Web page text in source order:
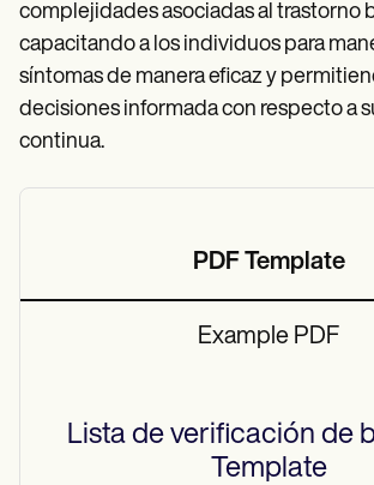
complejidades asociadas al trastorno
capacitando a los individuos para
síntomas de manera eficaz y
decisiones informada con respecto a
continua.
PDF Template
Example PDF
Lista de verificación de
Template